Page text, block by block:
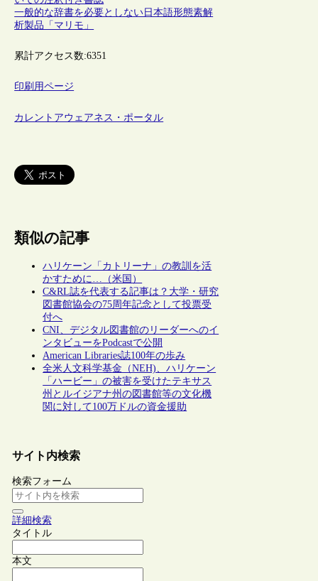
一般的な辞書を必要としない日本語形態素解
析製品「マリモ」
累計アクセス数:6351
印刷用ページ
カレントアウェアネス・ポータル
類似の記事
ハリケーン「カトリーナ」の教訓を活
かすために…（米国）
C&RL誌を代表する記事は？大学・研究
図書館協会の75周年記念として投票受
付へ
CNI、デジタル図書館のリーダーへのイ
ンタビューをPodcastで公開
American Libraries誌100年の歩み
全米人文科学基金（NEH)、ハリケーン
「ハービー」の被害を受けたテキサス
州とルイジアナ州の図書館等の文化機
関に対して100万ドルの資金援助
サイト内検索
検索フォーム
詳細検索
タイトル
本文